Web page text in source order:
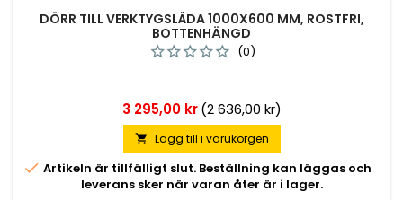
DÖRR TILL VERKTYGSLÅDA 1000X600 MM, ROSTFRI,
BOTTENHÄNGD
(0)
Pris
3 295,00 kr (2 636,00 kr)
 Lägg till i varukorgen
 Artikeln är tillfälligt slut. Beställning kan läggas och
leverans sker när varan åter är i lager.